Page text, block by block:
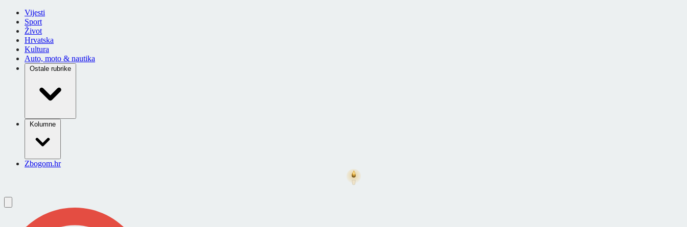
Vijesti
Sport
Život
Hrvatska
Kultura
Auto, moto & nautika
Ostale rubrike
Kolumne
Zbogom.hr